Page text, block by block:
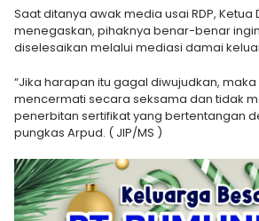
Saat ditanya awak media usai RDP, Ketua
menegaskan, pihaknya benar-benar
diselesaikan melalui mediasi damai
“Jika harapan itu gagal diwujudkan, maka
mencermati secara seksama dan tidak
penerbitan sertifikat yang bertentangan
pungkas Arpud. ( JIP/MS )